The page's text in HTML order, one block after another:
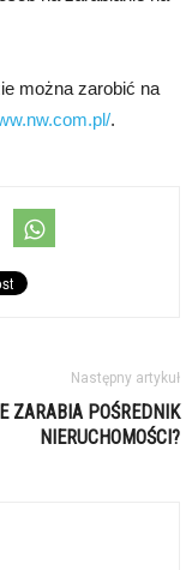
można zarobić na
.
Następny artykuł
ZARABIA POŚREDNIK
NIERUCHOMOŚCI?